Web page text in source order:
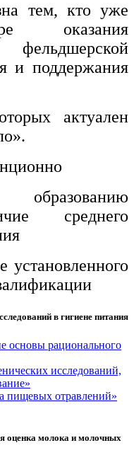
виды
тем, кто уже
оказания
и поддержания
актуален
среднего
установленного
в гигиене питания
основы рационального
исследований,
пищевых отравлений»
оценка молока и молочных